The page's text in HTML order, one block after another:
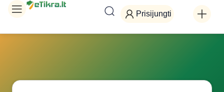
Prisijungti